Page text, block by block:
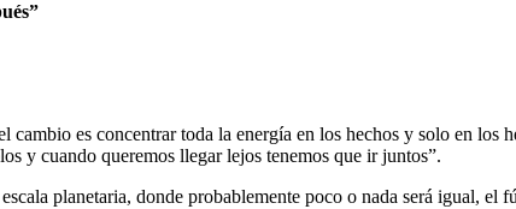
cambio es concentrar toda la energía en los hechos y solo en
y cuando queremos llegar lejos tenemos que ir juntos”.
planetaria, donde probablemente poco o nada será igual, el